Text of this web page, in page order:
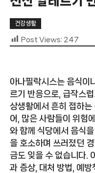
건강생활
Post Views: 247
아나필락시스는 음식이
르기 반응으로, 급작스
상생활에서 흔히 접하는
어, 많은 사람들이 위험
와 함께 식당에서 음식
을 호소하며 쓰러졌던
금도 잊을 수 없습니다.
과 증상, 대처 방법, 예방